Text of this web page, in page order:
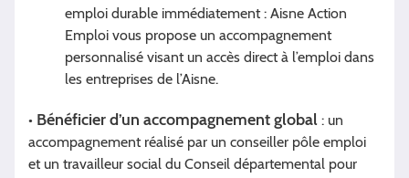
emploi durable immédiatement : Aisne Action
Emploi vous propose un accompagnement
personnalisé visant un accès direct à l’emploi dans
les entreprises de l’Aisne.
• Bénéficier d’un accompagnement global : un
accompagnement réalisé par un conseiller pôle emploi
et un travailleur social du Conseil départemental pour